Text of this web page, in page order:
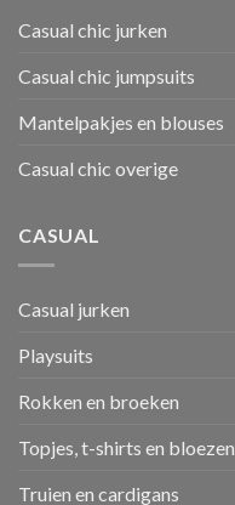
Casual chic jurken
Casual chic jumpsuits
Mantelpakjes en blouses
Casual chic overige
CASUAL
Casual jurken
Playsuits
Rokken en broeken
Topjes, t-shirts en bloezen
Truien en cardigans